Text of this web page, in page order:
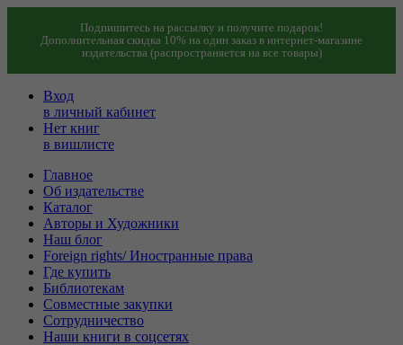
Подпишитесь на рассылку и получите подарок!
Дополнительная скидка 10% на один заказ в интернет-магазине
издательства (распространяется на все товары)
Вход
в личный кабинет
Нет книг
в вишлисте
Главное
Об издательстве
Каталог
Авторы и Художники
Наш блог
Foreign rights/ Иностранные права
Где купить
Библиотекам
Совместные закупки
Сотрудничество
Наши книги в соцсетях